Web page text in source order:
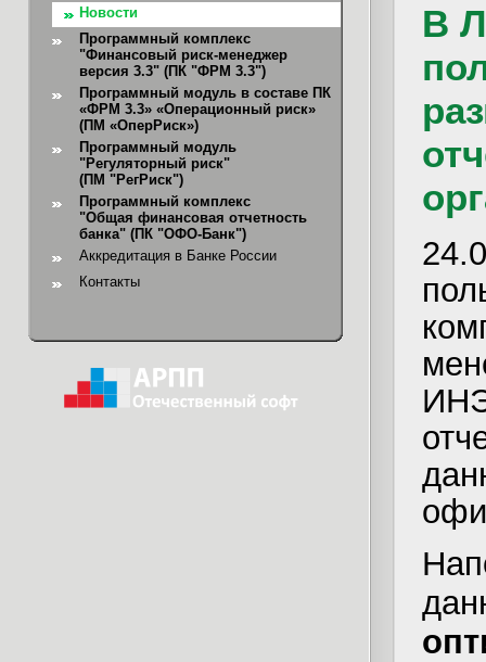
Новости
Программный комплекс
"Финансовый риск-менеджер
версия 3.3" (ПК "ФРМ 3.3")
Программный модуль в составе ПК
«ФРМ 3.3» «Операционный риск»
(ПМ «ОперРиск»)
Программный модуль
"Регуляторный риск"
(ПМ "РегРиск")
Программный комплекс
"Общая финансовая отчетность
банка" (ПК "ОФО-Банк")
Аккредитация в Банке России
Контакты
В